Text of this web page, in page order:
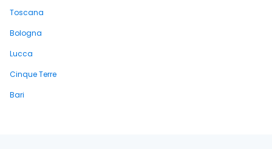
Toscana
Bologna
Lucca
Cinque Terre
Bari